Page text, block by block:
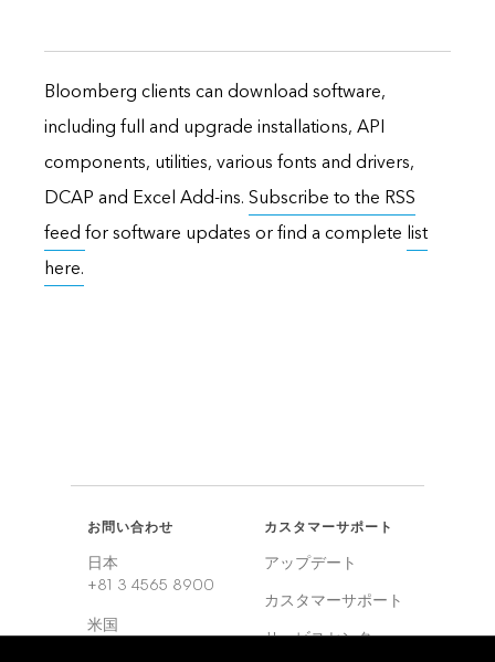
Bloomberg clients can download software,
including full and upgrade installations, API
components, utilities, various fonts and drivers,
DCAP and Excel Add-ins. Subscribe to the RSS
feed for software updates or find a complete list
here.
お問い合わせ
日本
+81 3 4565 8900
米国
カスタマーサポート
アップデート
カスタマーサポート
サービスセンター